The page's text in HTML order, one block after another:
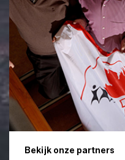
Bekijk onze partners